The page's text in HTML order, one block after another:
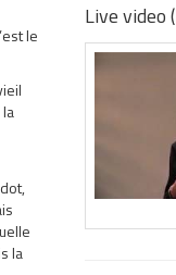
le
la
Live